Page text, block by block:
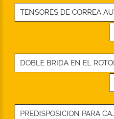
TENSORES DE CORREA
DOBLE BRIDA EN EL
PREDISPOSICION PARA